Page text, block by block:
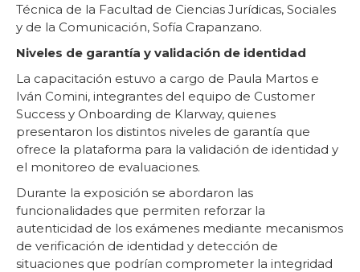
Técnica de la Facultad de Ciencias Jurídicas, Sociales
y de la Comunicación, Sofía Crapanzano.
Niveles de garantía y validación de identidad
La capacitación estuvo a cargo de Paula Martos e
Iván Comini, integrantes del equipo de Customer
Success y Onboarding de Klarway, quienes
presentaron los distintos niveles de garantía que
ofrece la plataforma para la validación de identidad y
el monitoreo de evaluaciones.
Durante la exposición se abordaron las
funcionalidades que permiten reforzar la
autenticidad de los exámenes mediante mecanismos
de verificación de identidad y detección de
situaciones que podrían comprometer la integridad